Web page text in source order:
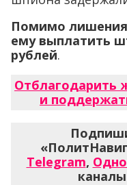
Помимо лишения
ему выплатить
рублей.
Отблагодарить
и
Telegram,
каналы